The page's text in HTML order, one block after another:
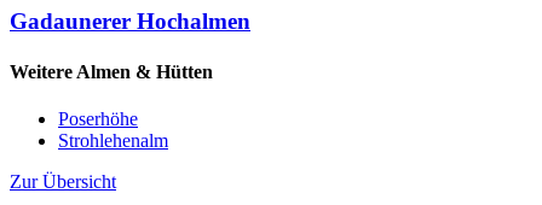
Gadaunerer Hochalmen
Weitere Almen & Hütten
Poserhöhe
Strohlehenalm
Zur Übersicht